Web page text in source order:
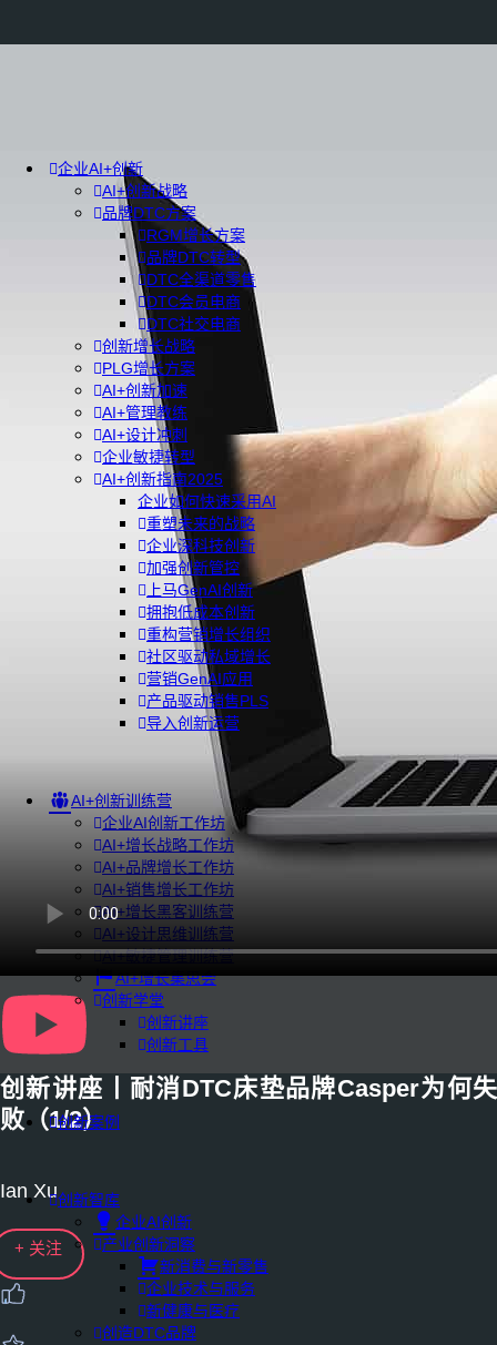
企业AI+创新
AI+创新战略
品牌DTC方案
RGM增长方案
品牌DTC转型
DTC全渠道零售
DTC会员电商
DTC社交电商
创新增长战略
PLG增长方案
AI+创新加速
AI+管理教练
AI+设计冲刺
企业敏捷转型
AI+创新指南2025
企业如何快速采用AI
重塑未来的战略
企业深科技创新
加强创新管控
上马GenAI创新
拥抱低成本创新
重构营销增长组织
社区驱动私域增长
营销GenAI应用
产品驱动销售PLS
导入创新运营
AI+创新训练营
企业AI创新工作坊
AI+增长战略工作坊
AI+品牌增长工作坊
AI+销售增长工作坊
AI+增长黑客训练营
AI+设计思维训练营
AI+敏捷管理训练营
AI+增长集思会
创新学堂
创新讲座
创新工具
创新案例
创新智库
企业AI创新
产业创新洞察
新消费与新零售
企业技术与服务
新健康与医疗
创造DTC品牌
创新讲座丨耐消DTC床垫品牌Casper为何失
败（1/2）
Ian Xu
+ 关注